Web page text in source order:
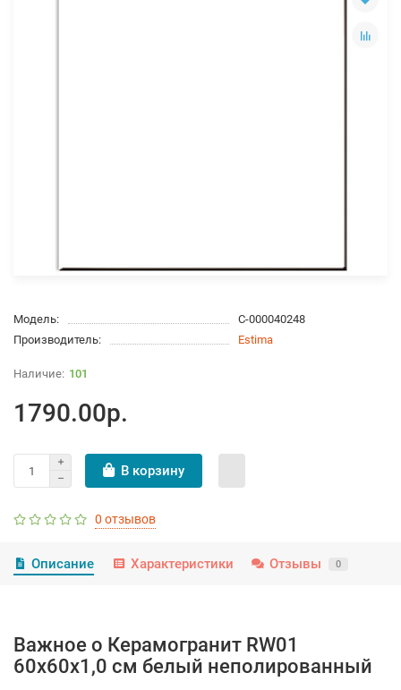
Модель:
С-000040248
Производитель:
Estima
101
1790.00р.
В корзину
0 отзывов
Описание Характеристики Отзывы 0
Важное о Керамогранит RW01
60x60x1,0 см белый неполированный